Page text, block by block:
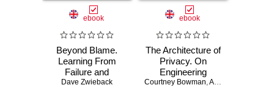
ebook
Beyond Blame.
Learning From
Failure and
Success
Dave Zwieback
ebook
The Architecture of
Privacy. On
Engineering
Technologies that
Courtney Bowman,Ari Gesher